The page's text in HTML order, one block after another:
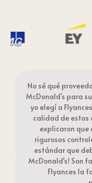
No sé qué
McDonald's para
yo elegí a
calidad de estos
explicaron que
rigurosos
estándar que
McDonald's! Son
Flyances la